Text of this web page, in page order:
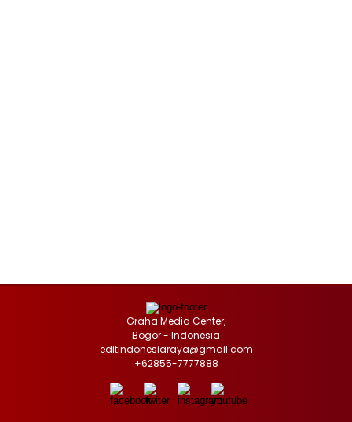
Graha Media Center,
Bogor - Indonesia
editindonesiaraya@gmail.com
+62855-7777888